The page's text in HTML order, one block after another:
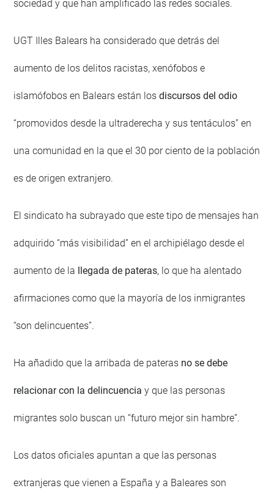
sociedad y que han amplificado las redes sociales.
UGT Illes Balears ha considerado que detrás del
aumento de los delitos racistas, xenófobos e
islamófobos en Balears están losdiscursos del odio
“promovidos desde la ultraderecha y sus tentáculos” en
una comunidad en la que el 30 por ciento de la población
es de origen extranjero.
El sindicato ha subrayado que este tipo de mensajes han
adquirido “más visibilidad” en el archipiélago desde el
aumento de la llegada de pateras, lo que ha alentado
afirmaciones como que la mayoría de los inmigrantes
“son delincuentes”.
Ha añadido que la arribada de pateras no se debe
relacionar con la delincuencia y que las personas
migrantes solo buscan un “futuro mejor sin hambre”.
Los datos oficiales apuntan a que las personas
extranjeras que vienen a España y a Baleares son